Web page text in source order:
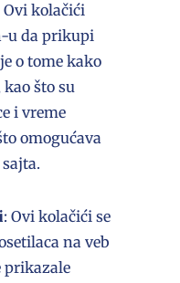
Ovi kolačići
u da prikupi
o tome kako
što su
i vreme
omogućava
: Ovi kolačići se
na veb
prikazale